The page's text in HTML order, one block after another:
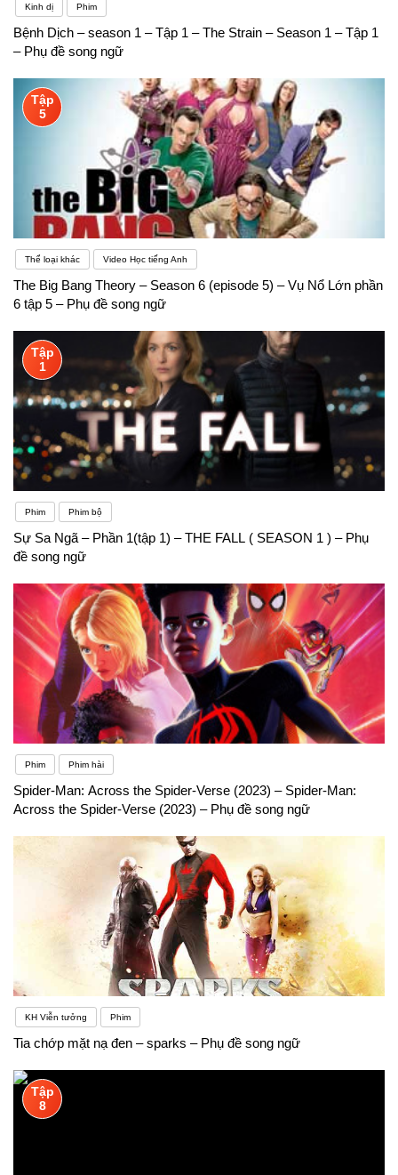
Kinh dị Phim
Bệnh Dịch – season 1 – Tập 1 – The Strain – Season 1 – Tập 1
– Phụ đề song ngữ
Tập
5
Thể loại khác Video Học tiếng Anh
The Big Bang Theory – Season 6 (episode 5) – Vụ Nổ Lớn phần
6 tập 5 – Phụ đề song ngữ
Tập
1
Phim Phim bộ
Sự Sa Ngã – Phần 1(tập 1) – THE FALL ( SEASON 1 ) – Phụ
đề song ngữ
Phim Phim hài
Spider-Man: Across the Spider-Verse (2023) – Spider-Man:
Across the Spider-Verse (2023) – Phụ đề song ngữ
KH Viễn tưởng Phim
Tia chớp mặt nạ đen – sparks – Phụ đề song ngữ
Tập
8